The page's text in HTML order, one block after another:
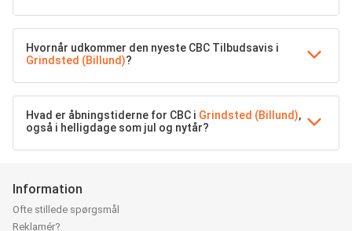
Hvornår udkommer den nyeste CBC Tilbudsavis i
Grindsted (Billund)?
Hvad er åbningstiderne for CBC i Grindsted (Billund),
også i helligdage som jul og nytår?
Information
Ofte stillede spørgsmål
Reklamér?